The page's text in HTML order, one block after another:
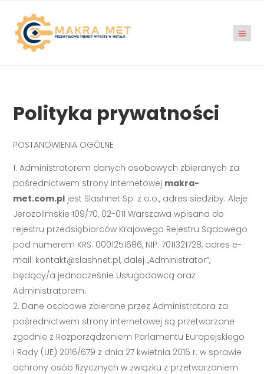
Polityka prywatności
POSTANOWIENIA OGÓLNE
Administratorem danych osobowych zbieranych za
pośrednictwem strony internetowej makra-
met.com.pl jest Slashnet Sp. z o.o., adres siedziby: Aleje
Jerozolimskie 109/70, 02-011 Warszawa wpisana do
rejestru przedsiębiorców Krajowego Rejestru Sądowego
pod numerem KRS: 0001251686, NIP: 7011321728, adres e-
mail: kontakt@slashnet.pl, dalej „Administrator”,
będący/a jednocześnie Usługodawcą oraz
Administratorem.
Dane osobowe zbierane przez Administratora za
pośrednictwem strony internetowej są przetwarzane
zgodnie z Rozporządzeniem Parlamentu Europejskiego
i Rady (UE) 2016/679 z dnia 27 kwietnia 2016 r. w sprawie
ochrony osób fizycznych w związku z przetwarzaniem